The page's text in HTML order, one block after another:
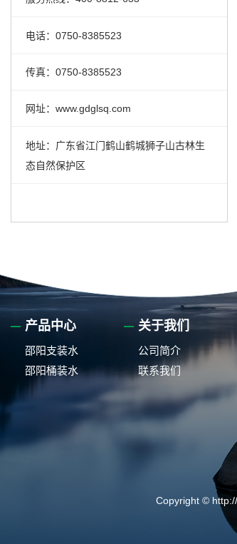
电话：0750-8385523
传真：0750-8385523
网址：www.gdglsq.com
地址：广东省江门鹤山鹤城狮子山古林生
态自然保护区
产品中心
邵阳支装水
邵阳桶装水
关于我们
公司简介
联系我们
Copyright ©